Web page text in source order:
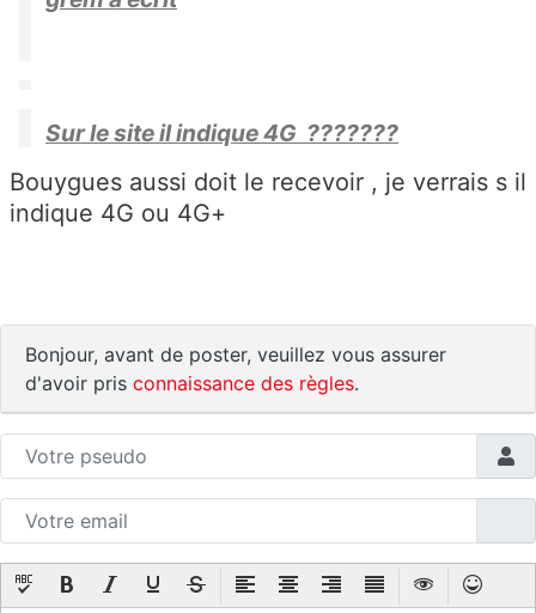
Sur le site il indique 4G ???????
Bouygues aussi doit le recevoir , je verrais s il
indique 4G ou 4G+
Bonjour, avant de poster, veuillez vous assurer
d'avoir pris connaissance des règles.